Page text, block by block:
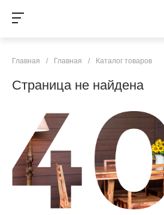
Главная / Главная / Каталог товаров
Страница не найдена